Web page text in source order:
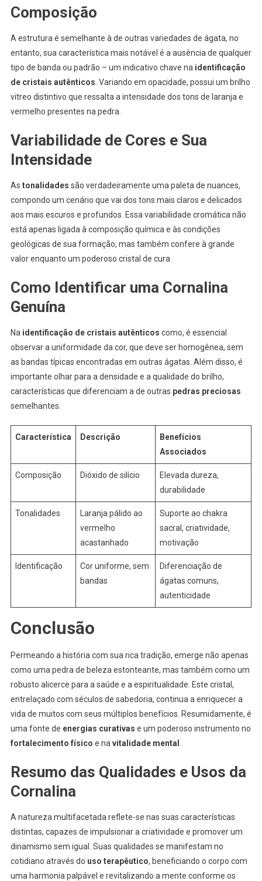
Composição
A estrutura é semelhante à de outras variedades de ágata, no
entanto, sua característica mais notável é a ausência de qualquer
tipo de banda ou padrão – um indicativo chave na identificação
de cristais autênticos . Variando em opacidade, possui um brilho
vitreo distintivo que ressalta a intensidade dos tons de laranja e
vermelho presentes na pedra.
Variabilidade de Cores e Sua
Intensidade
As tonalidades são verdadeiramente uma paleta de nuances,
compondo um cenário que vai dos tons mais claros e delicados
aos mais escuros e profundos. Essa variabilidade cromática não
está apenas ligada à composição química e às condições
geológicas de sua formação, mas também confere à grande
valor enquanto um poderoso cristal de cura.
Como Identificar uma Cornalina
Genuína
Na identificação de cristais autênticos como, é essencial
observar a uniformidade da cor, que deve ser homogênea, sem
as bandas típicas encontradas em outras ágatas. Além disso, é
importante olhar para a densidade e a qualidade do brilho,
características que diferenciam a de outras pedras preciosas
semelhantes.
Característica Descrição
Benefícios
Associados
Composição Dióxido de silício
Elevada dureza,
durabilidade
Tonalidades
Laranja pálido ao
vermelho
acastanhado
Suporte ao chakra
sacral, criatividade,
motivação
Identificação
Cor uniforme, sem
bandas
Diferenciação de
ágatas comuns,
autenticidade
Conclusão
Permeando a história com sua rica tradição, emerge não apenas
como uma pedra de beleza estonteante, mas também como um
robusto alicerce para a saúde e a espiritualidade. Este cristal,
entrelaçado com séculos de sabedoria, continua a enriquecer a
vida de muitos com seus múltiplos benefícios. Resumidamente, é
uma fonte de energias curativas e um poderoso instrumento no
fortalecimento físico e na vitalidade mental
Resumo das Qualidades e Usos da
Cornalina
A natureza multifacetada reflete-se nas suas características
distintas, capazes de impulsionar a criatividade e promover um
dinamismo sem igual. Suas qualidades se manifestam no
cotidiano através do uso terapêutico, beneficiando o corpo com
uma harmonia palpável e revitalizando a mente conforme os